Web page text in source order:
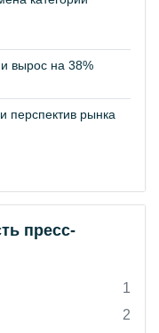
вырос на 38%
перспектив рынка
пресс-
1
2